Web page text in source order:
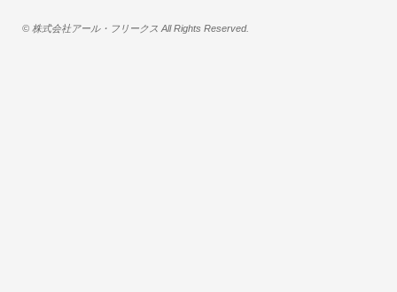
© 株式会社アール・フリークス All Rights Reserved.